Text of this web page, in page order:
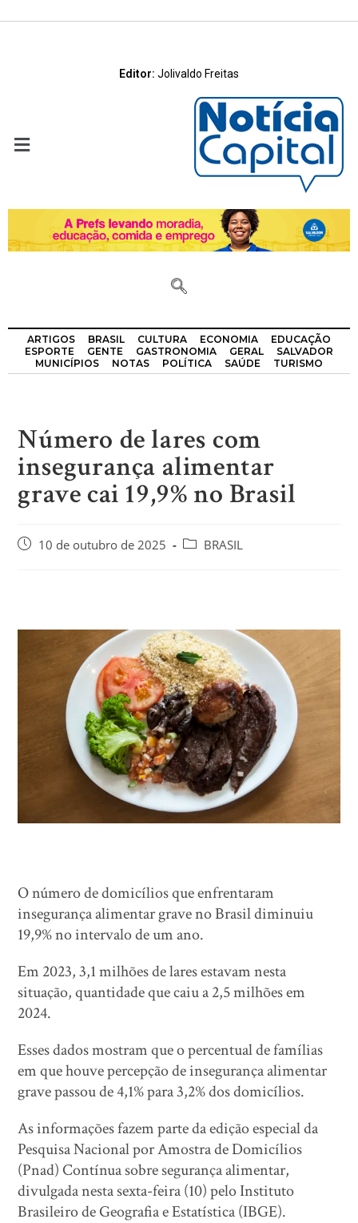
Editor: Jolivaldo Freitas
ARTIGOS BRASIL CULTURA ECONOMIA
EDUCAÇÃO
ESPORTE
GENTE GASTRONOMIA GERAL
SALVADOR
MUNICÍPIOS
NOTAS POLÍTICA SAÚDE TURISMO
Número de lares com
insegurança alimentar
grave cai 19,9% no Brasil
10 de outubro de 2025 BRASIL
O número de domicílios que enfrentaram
insegurança alimentar grave no Brasil diminuiu
19,9% no intervalo de um ano.
Em 2023, 3,1 milhões de lares estavam nesta
situação, quantidade que caiu a 2,5 milhões em
2024.
Esses dados mostram que o percentual de famílias
em que houve percepção de insegurança alimentar
grave passou de 4,1% para 3,2% dos domicílios.
As informações fazem parte da edição especial da
Pesquisa Nacional por Amostra de Domicílios
(Pnad) Contínua sobre segurança alimentar,
divulgada nesta sexta-feira (10) pelo Instituto
Brasileiro de Geografia e Estatística (IBGE).